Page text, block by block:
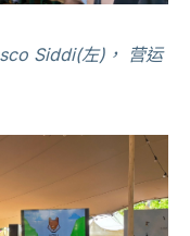
Siddi(左)， 营运